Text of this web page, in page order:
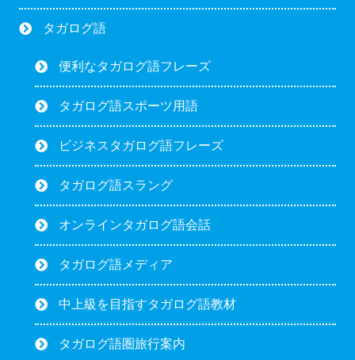
タガログ語
便利なタガログ語フレーズ
タガログ語スポーツ用語
ビジネスタガログ語フレーズ
タガログ語スラング
オンラインタガログ語会話
タガログ語メディア
中上級を目指すタガログ語教材
タガログ語圏旅行案内